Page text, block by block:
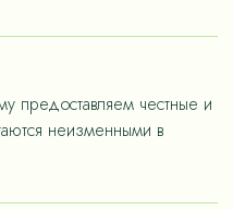
ориентированных на
предоставляем честные и
неизменными в